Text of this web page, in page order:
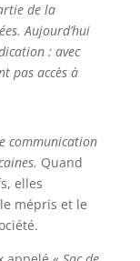
de la
Aujourd’hui
: avec
pas accès à
communication
Quand
elles
mépris et le